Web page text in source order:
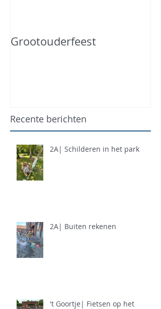
Grootouderfeest
Recente berichten
2A| Schilderen in het park
2A| Buiten rekenen
't Goortje| Fietsen op het